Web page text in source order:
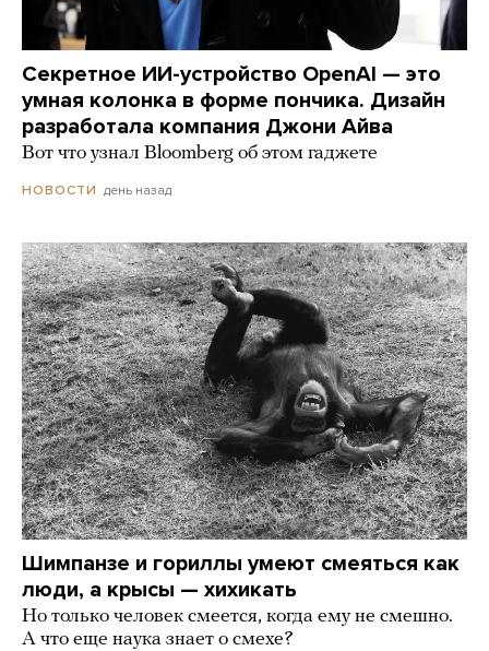
Секретное ИИ-устройство OpenAI — это
умная колонка в форме пончика. Дизайн
разработала компания Джони Айва
Вот что узнал Bloomberg об этом гаджете
НОВОСТИ день назад
Шимпанзе и гориллы умеют смеяться как
люди, а крысы — хихикать
Но только человек смеется, когда ему не смешно.
А что еще наука знает о смехе?